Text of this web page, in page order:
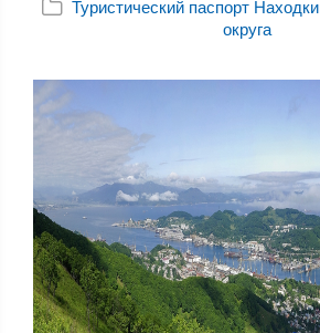
Туристический паспорт
округа